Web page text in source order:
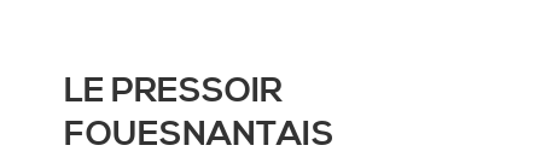
LE PRESSOIR
FOUESNANTAIS